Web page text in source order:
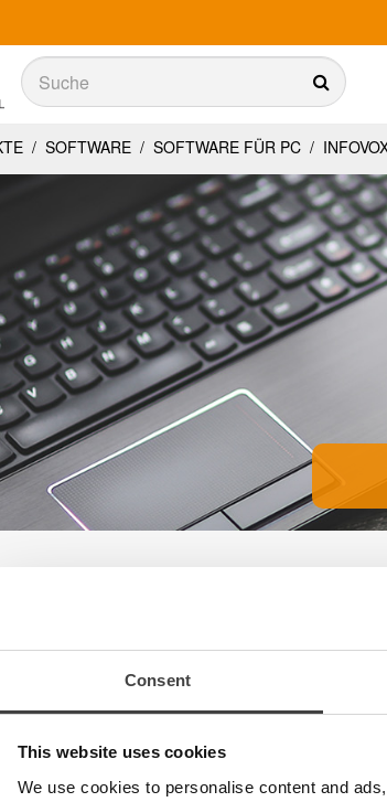
Consent
This website uses cookies
We use cookies to personalise content and
Suche
/ SOFTWARE / SOFTWARE FÜR PC /
und